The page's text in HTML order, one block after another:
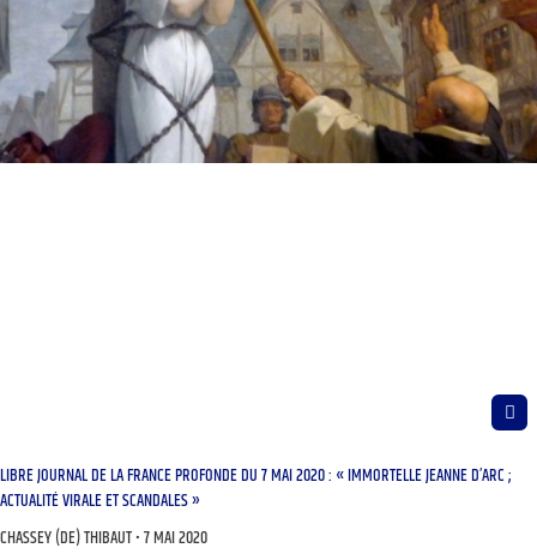
LIBRE JOURNAL DE LA FRANCE PROFONDE DU 7 MAI 2020 : « IMMORTELLE JEANNE D’ARC ;
ACTUALITÉ VIRALE ET SCANDALES »
CHASSEY (DE) THIBAUT 7 MAI 2020